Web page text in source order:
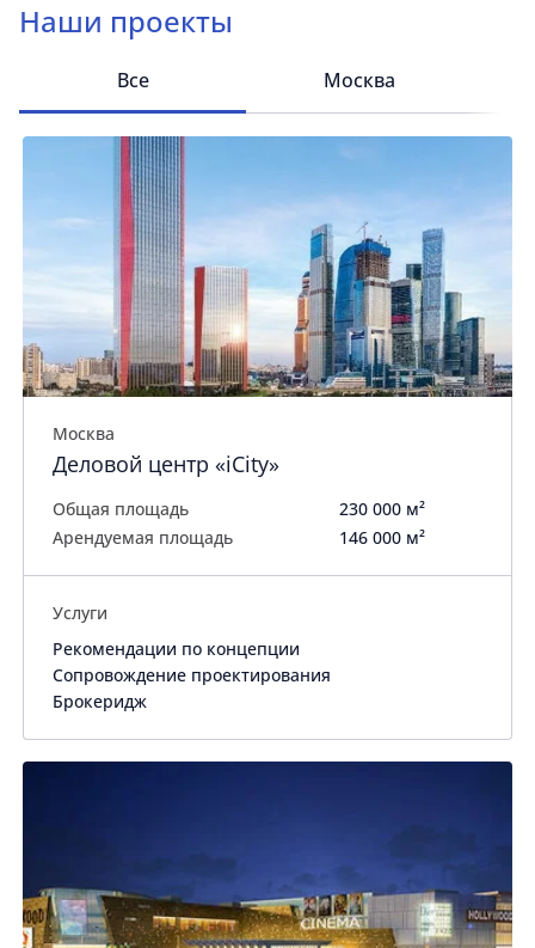
Наши проекты
Все Москва
Москва
Деловой центр «iCity»
Общая площадь
230 000 м²
Арендуемая площадь
146 000 м²
Услуги
Рекомендации по концепции
Сопровождение проектирования
Брокеридж